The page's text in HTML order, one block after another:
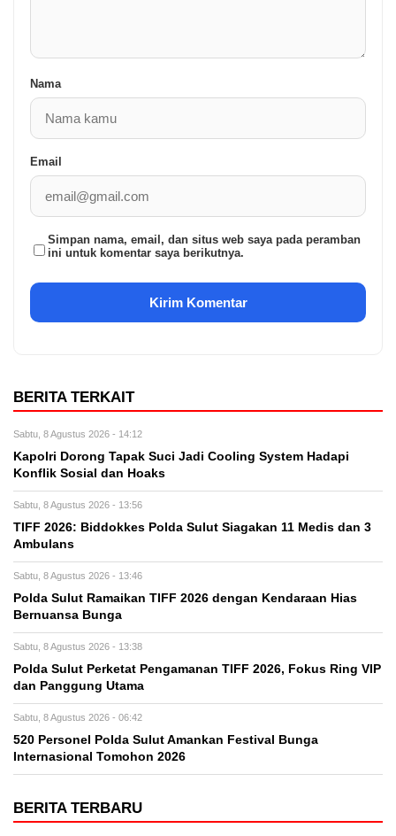
Nama
Email
Simpan nama, email, dan situs web saya pada peramban
ini untuk komentar saya berikutnya.
BERITA TERKAIT
Sabtu, 8 Agustus 2026 - 14:12
Kapolri Dorong Tapak Suci Jadi Cooling System Hadapi
Konflik Sosial dan Hoaks
Sabtu, 8 Agustus 2026 - 13:56
TIFF 2026: Biddokkes Polda Sulut Siagakan 11 Medis dan 3
Ambulans
Sabtu, 8 Agustus 2026 - 13:46
Polda Sulut Ramaikan TIFF 2026 dengan Kendaraan Hias
Bernuansa Bunga
Sabtu, 8 Agustus 2026 - 13:38
Polda Sulut Perketat Pengamanan TIFF 2026, Fokus Ring VIP
dan Panggung Utama
Sabtu, 8 Agustus 2026 - 06:42
520 Personel Polda Sulut Amankan Festival Bunga
Internasional Tomohon 2026
BERITA TERBARU